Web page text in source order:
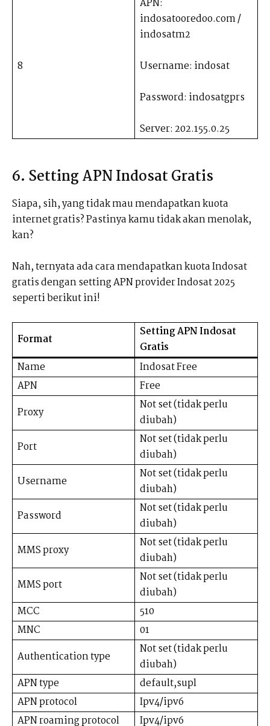
8
APN:
indosatooredoo.com /
indosatm2
Username: indosat
Password: indosatgprs
Server: 202.155.0.25
6. Setting APN Indosat Gratis
Siapa, sih, yang tidak mau mendapatkan kuota
internet gratis? Pastinya kamu tidak akan menolak,
kan?
Nah, ternyata ada cara mendapatkan kuota Indosat
gratis dengan setting APN provider Indosat 2025
seperti berikut ini!
Format
Setting APN Indosat
Gratis
Name
Indosat Free
APN
Free
Proxy
Not set (tidak perlu
diubah)
Port
Not set (tidak perlu
diubah)
Username
Not set (tidak perlu
diubah)
Password
Not set (tidak perlu
diubah)
MMS proxy
Not set (tidak perlu
diubah)
MMS port
Not set (tidak perlu
diubah)
MCC
510
MNC
01
Authentication type
Not set (tidak perlu
diubah)
APN type
default,supl
APN protocol
Ipv4/ipv6
APN roaming protocol
Ipv4/ipv6